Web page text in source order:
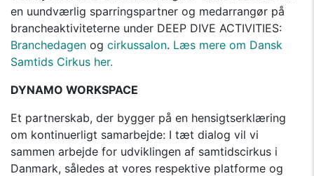
en uundværlig sparringspartner og medarrangør på
brancheaktiviteterne under DEEP DIVE ACTIVITIES:
Branchedagen og cirkussalon. Læs mere om Dansk
Samtids Cirkus her.
DYNAMO WORKSPACE
Et partnerskab, der bygger på en hensigtserklæring
om kontinuerligt samarbejde: I tæt dialog vil vi
sammen arbejde for udviklingen af samtidscirkus i
Danmark, således at vores respektive platforme og